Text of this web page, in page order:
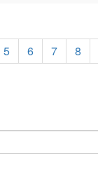
5 6 7 8